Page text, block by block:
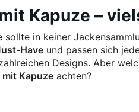
Kapuze –
sollte in keiner
Have und passen sich
Designs. Aber
mit Kapuze achten?